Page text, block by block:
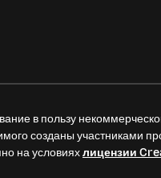
в пользу
созданы
на условияхлицензии